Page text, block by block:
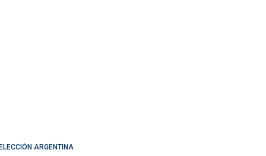
ARGENTINA